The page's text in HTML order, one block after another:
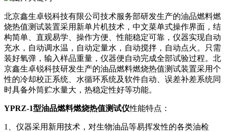
北京鑫生卓锐科技有限公司技术服务部研发生产的油品燃料燃
烧热值测试装置采用新单片机技术，中文菜单式操作界面，结
构简单、直观易学、操作方便、性能稳定可靠，仪器实现自动
充水，自动调水温，自动定量水，自动搅拌，自动点火。只需
装好氧弹，输入样品重量，仪器便自动完成全部试验过程。北
京鑫生卓锐科技研发生产的油品燃料燃烧热值测试装置采用个
性的冷却校正系统、水循环系统及软件自动、误差补差系统同
时具备外筒贮水量大，热稳定性好等功能。
YPRZ-1型油品燃料燃烧热值测试仪性能特点：
1、仪器采用新用技术，对生物油品等易挥发性的各类油检